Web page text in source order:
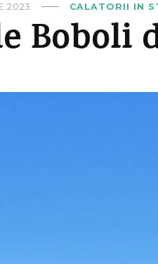
2023 CALATORII IN
Boboli